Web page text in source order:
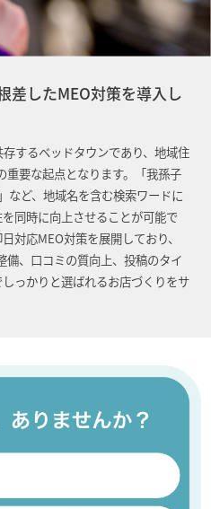
差したMEO対策を導入し
するベッドタウンであり、地域住
重要な起点となります。「我孫子
など、地域名を含む検索ワードに
同時に向上させることが可能で
対応MEO対策を展開しており、
、口コミの質向上、投稿のタイ
っかりと選ばれるお店づくりをサ